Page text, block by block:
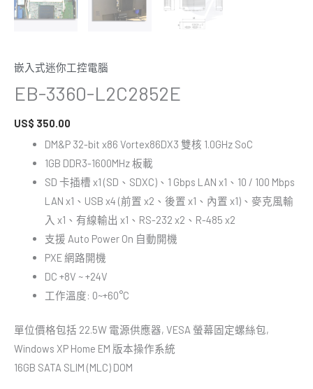
嵌入式迷你工控電腦
EB-3360-L2C2852E
US$ 350.00
DM&P 32-bit x86 Vortex86DX3 雙核 1.0GHz SoC
1GB DDR3-1600MHz 板載
SD 卡插槽 x1 (SD、SDXC)、1 Gbps LAN x1、10 / 100 Mbps
LAN x1、USB x4 (前置 x2、後置 x1、內置 x1)、麥克風輸
入 x1、有線輸出 x1、RS-232 x2、R-485 x2
支援 Auto Power On 自動開機
PXE 網路開機
DC +8V ~ +24V
工作溫度: 0~+60°C
單位價格包括 22.5W 電源供應器, VESA 螢幕固定螺絲包,
Windows XP Home EM 版本操作系統
16GB SATA SLIM (MLC) DOM